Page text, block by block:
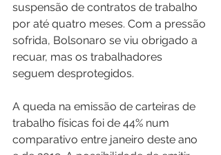
suspensão de contratos de trabalho
por até quatro meses. Com a pressão
sofrida, Bolsonaro se viu obrigado a
recuar, mas os trabalhadores
seguem desprotegidos.
A queda na emissão de carteiras de
trabalho físicas foi de 44% num
comparativo entre janeiro deste ano